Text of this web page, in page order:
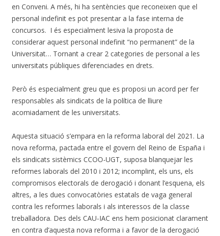
en Conveni. A més, hi ha sentències que reconeixen que el
personal indefinit es pot presentar a la fase interna de
concursos. I és especialment lesiva la proposta de
considerar aquest personal indefinit “no permanent” de la
Universitat… Tornant a crear 2 categories de personal a les
universitats públiques diferenciades en drets.
Però és especialment greu que es proposi un acord per fer
responsables als sindicats de la política de lliure
acomiadament de les universitats.
Aquesta situació s’empara en la reforma laboral del 2021. La
nova reforma, pactada entre el govern del Reino de España i
els sindicats sistèmics CCOO-UGT, suposa blanquejar les
reformes laborals del 2010 i 2012; incomplint, els uns, els
compromisos electorals de derogació i donant l’esquena, els
altres, a les dues convocatòries estatals de vaga general
contra les reformes laborals i als interessos de la classe
treballadora. Des dels CAU-IAC ens hem posicionat clarament
en contra d’aquesta nova reforma i a favor de la derogació